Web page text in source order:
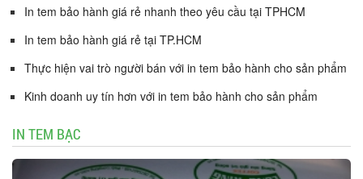
In tem bảo hành giá rẻ nhanh theo yêu cầu tại TPHCM
In tem bảo hành giá rẻ tại TP.HCM
Thực hiện vai trò người bán với in tem bảo hành cho sản phẩm
Kinh doanh uy tín hơn với in tem bảo hành cho sản phẩm
IN TEM BẠC